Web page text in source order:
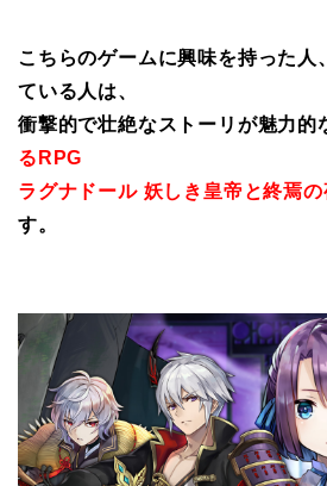
こちらのゲームに興味を持った人
ている人は、
衝撃的で壮絶なストーリが魅力的
るRPG
ラグナドール 妖しき皇帝と終焉の
す。